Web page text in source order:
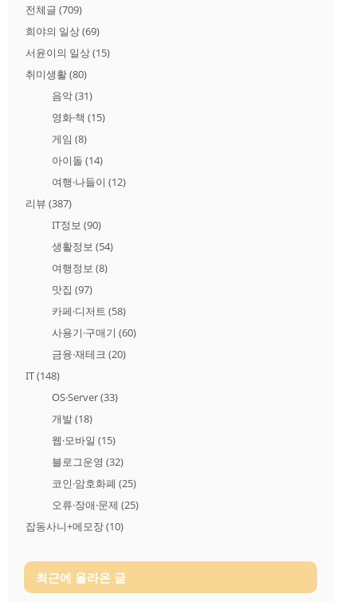
전체글 (709)
희야의 일상(69)
서윤이의 일상(15)
취미생활(80)
음악(31)
영화·책 (15)
게임 (8)
아이돌 (14)
여행·나들이 (12)
리뷰 (387)
IT정보 (90)
생활정보 (54)
여행정보 (8)
맛집 (97)
카페·디저트 (58)
사용기·구매기 (60)
금융·재테크 (20)
IT(148)
OS·Server(33)
개발(18)
웹·모바일 (15)
블로그운영 (32)
코인·암호화폐 (25)
오류·장애·문제 (25)
잡동사니+메모장(10)
최근에 올라온 글